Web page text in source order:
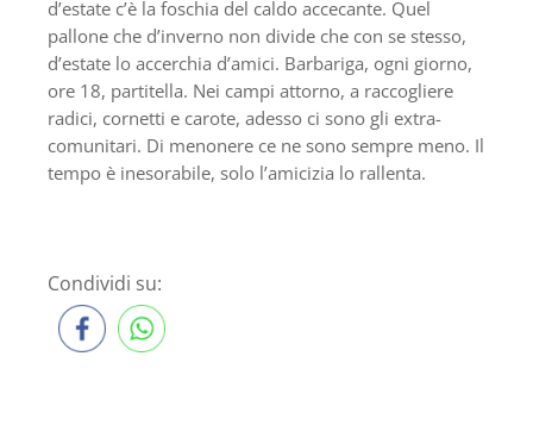
d’estate c’è la foschia del caldo accecante. Quel
pallone che d’inverno non divide che con se stesso,
d’estate lo accerchia d’amici. Barbariga, ogni giorno,
ore 18, partitella. Nei campi attorno, a raccogliere
radici, cornetti e carote, adesso ci sono gli extra-
comunitari. Di menonere ce ne sono sempre meno. Il
tempo è inesorabile, solo l’amicizia lo rallenta.
Condividi su: